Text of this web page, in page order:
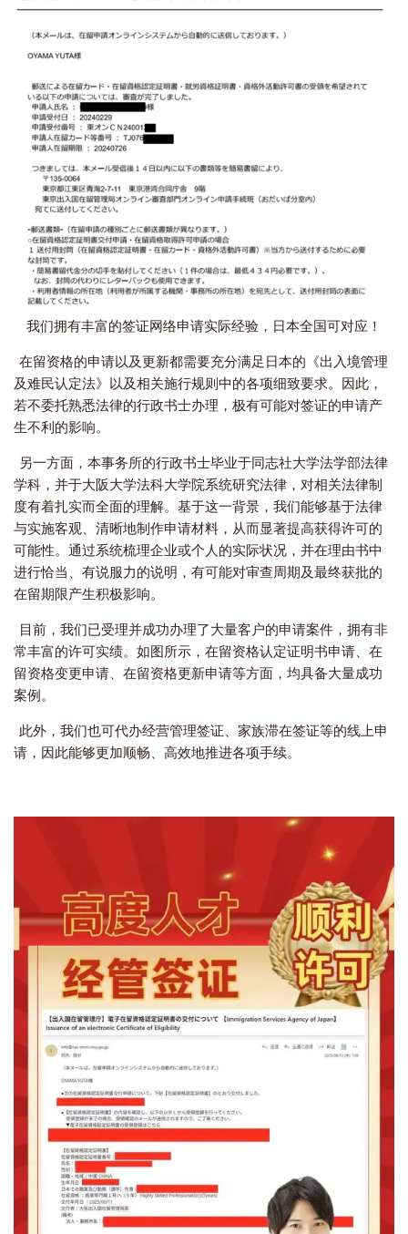
我们拥有丰富的签证网络申请实际经验，日本全国可对应！
在留资格的申请以及更新都需要充分满足日本的《出入境管理
及难民认定法》以及相关施行规则中的各项细致要求。 因此，
若不委托熟悉法律的行政书士办理，极有可能对签证的申请产
生不利的影响。
另一方面，本事务所的行政书士毕业于同志社大学法学部法律
学科，并于大阪大学法科大学院系统研究法律，对相关法律制
度有着扎实而全面的理解。基于这一背景，我们能够基于法律
与实施客观、清晰地制作申请材料，从而显著提高获得许可的
可能性。通过系统梳理企业或个人的实际状况，并在理由书中
进行恰当、有说服力的说明，有可能对审查周期及最终获批的
在留期限产生积极影响。
目前，我们已受理并成功办理了大量客户的申请案件，拥有非
常丰富的许可实绩。如图所示，在留资格认定证明书申请、在
留资格变更申请、在留资格更新申请等方面，均具备大量成功
案例。
此外，我们也可代办经营管理签证、家族滞在签证等的线上申
请，因此能够更加顺畅、高效地推进各项手续。